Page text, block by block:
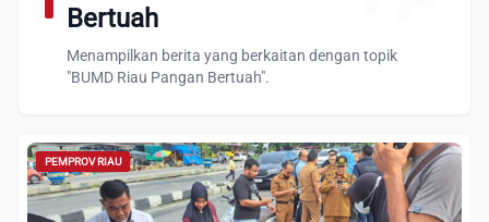
Bertuah
Menampilkan berita yang berkaitan dengan topik
"BUMD Riau Pangan Bertuah".
PEMPROV RIAU